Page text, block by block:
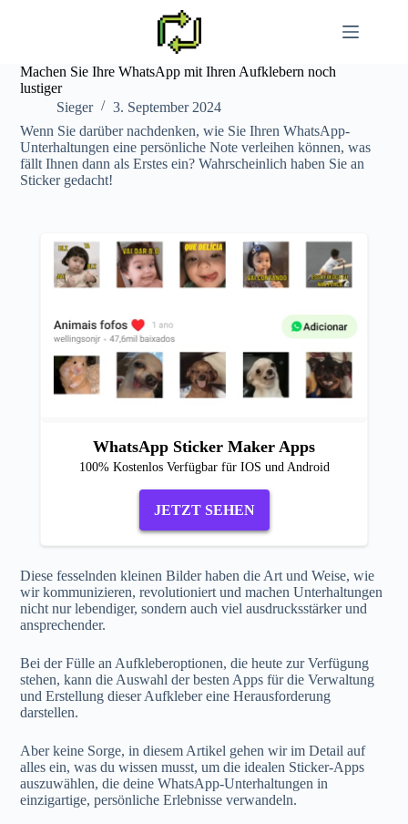
Machen Sie Ihre WhatsApp mit Ihren Aufklebern noch
lustiger
Sieger
3. September 2024
Wenn Sie darüber nachdenken, wie Sie Ihren WhatsApp-
Unterhaltungen eine persönliche Note verleihen können, was
fällt Ihnen dann als Erstes ein? Wahrscheinlich haben Sie an
Sticker gedacht!
WhatsApp Sticker Maker Apps
100% Kostenlos Verfügbar für IOS und Android
JETZT SEHEN
Diese fesselnden kleinen Bilder haben die Art und Weise, wie
wir kommunizieren, revolutioniert und machen Unterhaltungen
nicht nur lebendiger, sondern auch viel ausdrucksstärker und
ansprechender.
Bei der Fülle an Aufkleberoptionen, die heute zur Verfügung
stehen, kann die Auswahl der besten Apps für die Verwaltung
und Erstellung dieser Aufkleber eine Herausforderung
darstellen.
Aber keine Sorge, in diesem Artikel gehen wir im Detail auf
alles ein, was du wissen musst, um die idealen Sticker-Apps
auszuwählen, die deine WhatsApp-Unterhaltungen in
einzigartige, persönliche Erlebnisse verwandeln.